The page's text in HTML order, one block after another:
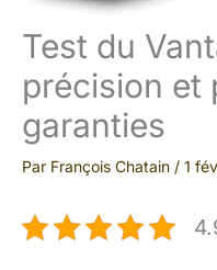
Test du
précision et
garanties
Par François Chatain / 1